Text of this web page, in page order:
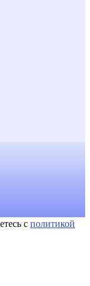
с политикой